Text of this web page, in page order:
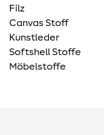
Filz
Canvas Stoff
Kunstleder
Softshell Stoffe
Möbelstoffe